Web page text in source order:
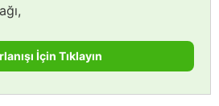
İçin Tıklayın